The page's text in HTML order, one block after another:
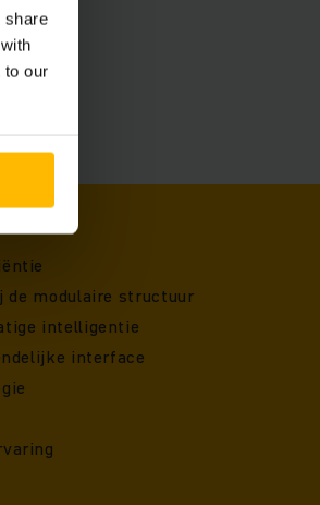
share
to our
modulaire structuur
intelligentie
interface